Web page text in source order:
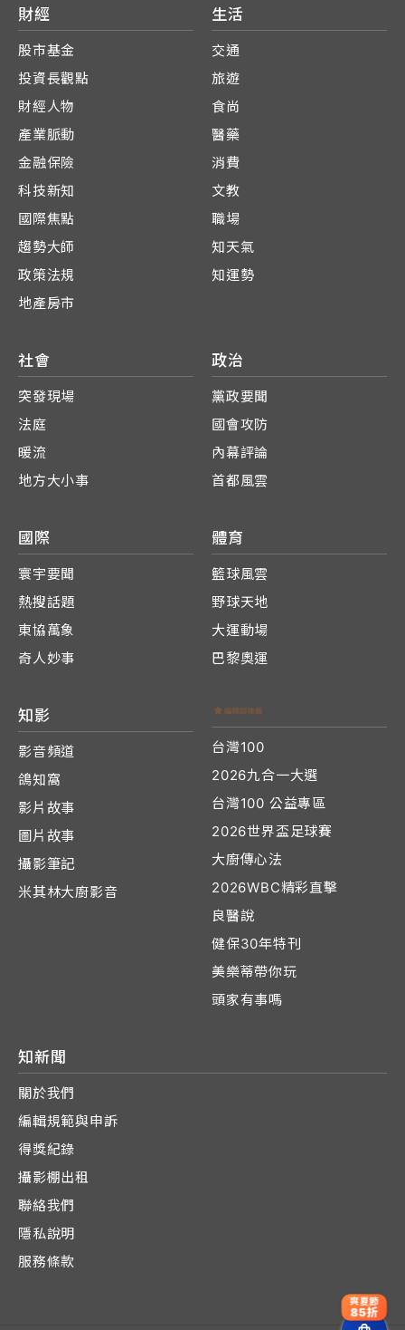
財經
股市基金
投資長觀點
財經人物
產業脈動
金融保險
科技新知
國際焦點
趨勢大師
政策法規
地產房市
生活
交通
旅遊
食尚
醫藥
消費
文教
職場
知天氣
知運勢
社會
突發現場
法庭
暖流
地方大小事
政治
黨政要聞
國會攻防
內幕評論
首都風雲
國際
寰宇要聞
熱搜話題
東協萬象
奇人妙事
體育
籃球風雲
野球天地
大運動場
巴黎奧運
知影
影音頻道
鴿知窩
影片故事
圖片故事
攝影筆記
米其林大廚影音
台灣100
2026九合一大選
台灣100 公益專區
2026世界盃足球賽
大廚傳心法
2026WBC精彩直擊
良醫說
健保30年特刊
美樂蒂帶你玩
頭家有事嗎
知新聞
關於我們
編輯規範與申訴
得獎紀錄
攝影棚出租
聯絡我們
隱私說明
服務條款
爽夏節
85折